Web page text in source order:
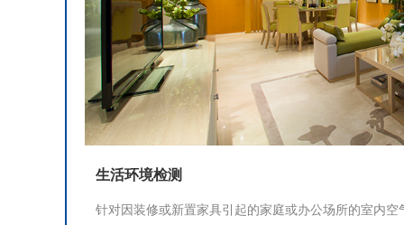
生活环境检测
针对因装修或新置家具引起的家庭或办公场所的室内